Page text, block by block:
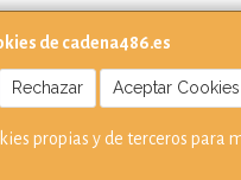
de cadena486.es
Rechazar Aceptar Cookies
propias y de terceros para
21 L - V Sábados solo mañana